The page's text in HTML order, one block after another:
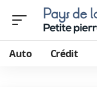
Auto Crédit